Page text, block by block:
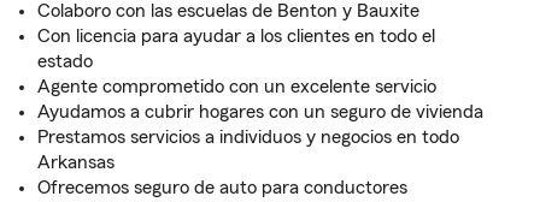
Colaboro con las escuelas de Benton y Bauxite
Con licencia para ayudar a los clientes en todo el
estado
Agente comprometido con un excelente servicio
Ayudamos a cubrir hogares con un seguro de vivienda
Prestamos servicios a individuos y negocios en todo
Arkansas
Ofrecemos seguro de auto para conductores